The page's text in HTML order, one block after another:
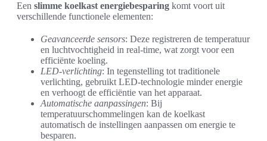
Een slimme koelkast energiebesparing komt voort uit
verschillende functionele elementen:
Geavanceerde sensors: Deze registreren de temperatuur
en luchtvochtigheid in real-time, wat zorgt voor een
efficiënte koeling.
LED-verlichting: In tegenstelling tot traditionele
verlichting, gebruikt LED-technologie minder energie
en verhoogt de efficiëntie van het apparaat.
Automatische aanpassingen: Bij
temperatuurschommelingen kan de koelkast
automatisch de instellingen aanpassen om energie te
besparen.